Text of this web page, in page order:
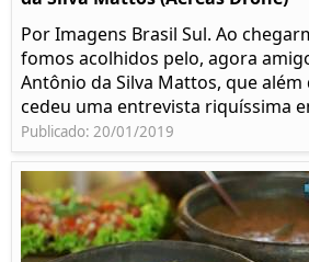
Por Imagens Brasil Sul. Ao
fomos acolhidos pelo, agora
Antônio da Silva Mattos, que além
cedeu uma entrevista riquíssima
Publicado: 20/01/2019